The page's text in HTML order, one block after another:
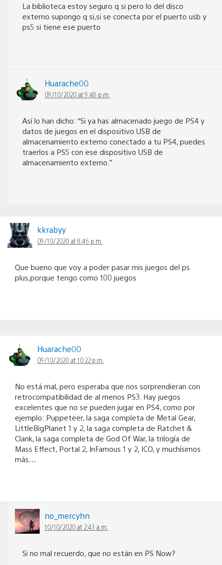
La biblioteca estoy seguro q si pero lo del disco
externo supongo q si,si se conecta por el puerto usb y
ps5 si tiene ese puerto
Huarache00
09/10/2020 at 9:48 p.m.
Así lo han dicho: “Si ya has almacenado juego de PS4 y
datos de juegos en el dispositivo USB de
almacenamiento externo conectado a tu PS4, puedes
traerlos a PS5 con ese dispositivo USB de
almacenamiento externo.”
kkrabyy
09/10/2020 at 8:46 p.m.
Que bueno que voy a poder pasar mis juegos del ps
plus,porque tengo como 100 juegos
Huarache00
09/10/2020 at 10:22 p.m.
No está mal, pero esperaba que nos sorprendieran con
retrocompatibilidad de al menos PS3. Hay juegos
excelentes que no se pueden jugar en PS4, como por
ejemplo: Puppeteer, la saga completa de Metal Gear,
LittleBigPlanet 1 y 2, la saga completa de Ratchet &
Clank, la saga completa de God Of War, la trilogía de
Mass Effect, Portal 2, InFamous 1 y 2, ICO, y muchísimos
más…
no_mercyhn
10/10/2020 at 2:43 a.m.
Si no mal recuerdo, que no están en PS Now?